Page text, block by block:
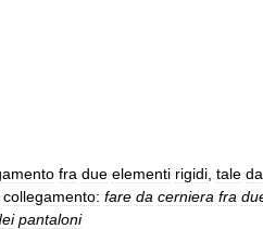
fra due elementi rigidi tale da
collegamento: fare da cerniera fra
pantaloni